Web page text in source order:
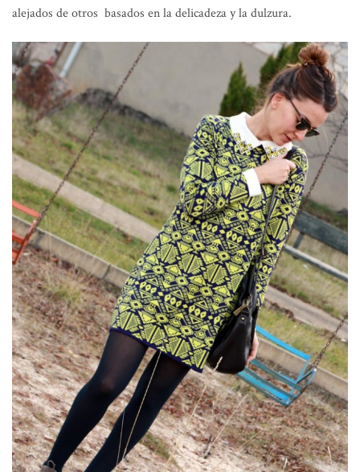
alejados de otros basados en la delicadeza y la dulzura.